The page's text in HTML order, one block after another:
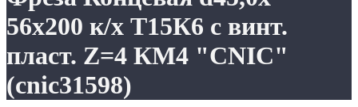
56х200 к/х Т15К6 с винт.
пласт. Z=4 КМ4 "CNIC"
(cnic31598)